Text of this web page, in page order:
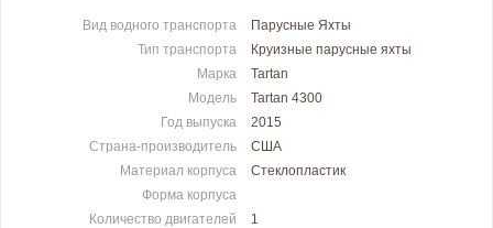
Вид водного транспорта
Парусные Яхты
Тип транспорта
Круизные парусные яхты
Марка
Tartan
Модель
Tartan 4300
Год выпуска
2015
Страна-производитель
США
Материал корпуса
Стеклопластик
Форма корпуса
Количество двигателей
1